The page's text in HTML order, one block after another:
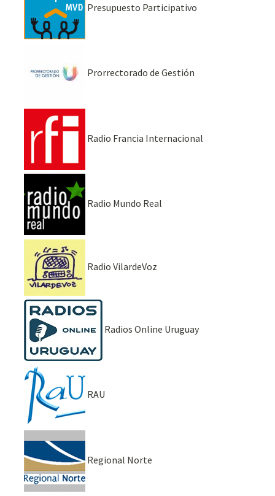
Presupuesto Participativo
Prorrectorado de Gestión
Radio Francia Internacional
Radio Mundo Real
Radio VilardeVoz
Radios Online Uruguay
RAU
Regional Norte